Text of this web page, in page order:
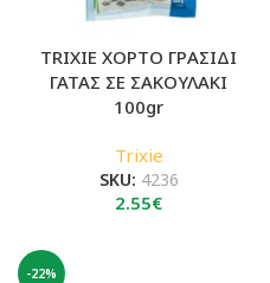
TRIXIE ΧΟΡΤΟ ΓΡΑΣΙΔΙ
ΓΑΤΑΣ ΣΕ ΣΑΚΟΥΛΑΚΙ
100gr
Trixie
SKU: 4236
2.55€
-22%